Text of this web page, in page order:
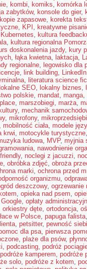
, kombi, komiks, komórka
zabytków, konsole do gier,
kopie zapasowe, korekta
, KPI , kreatywne
Kubernetes, kultura
, kultura regionalna
doskonalenia jazdy, kury
, łąka kwietna, laktacja,
regionalne, legowisko dla
, link building,
, literatura science
lokalne SEO, lokalny biznes,
polskie, mandat, manga,
, marszobiegi, marża,
, mechanik
, mikrofony,
mobilność ciała, modele
krwi, motocykle turystyczne
ludowa, MVP, myjnia
, nawodnienie
, noclegi z jacuzzi,
, obróbka zdjęć, obroża
marki, ochrona przed
organizmu,
deszczowy, ogrzewanie
, opieka nad psem,
, opłaty
orkiestry dęte, ortodoncja,
w Polsce, papuga falista
, petsitter, pewność
dla psa, pierwsza
, plaże dla psów,
, podcasting, podróż
podróże kamperem, podróże
solo, podróże z kotem,